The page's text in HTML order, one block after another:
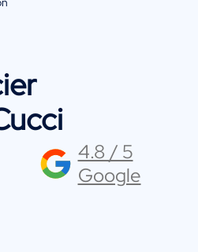
4.8 / 5
Google